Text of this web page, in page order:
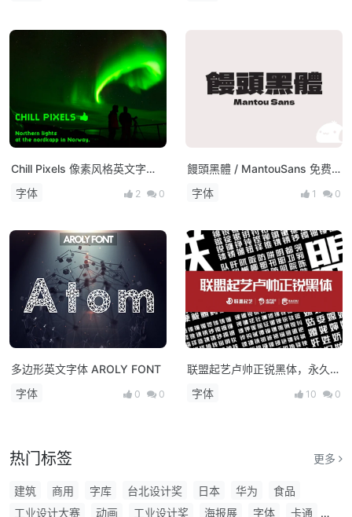
Chill Pixels 像素风格英文字
体，免费商用！
字体 2 0
饅頭黑體 / MantouSans 免费
商用繁体字体
字体 1 0
多边形英文字体 AROLY FONT
字体
0 0
联盟起艺卢帅正锐黑体，永久免
费商用标题体！
字体 10 0
热门标签 更多
建筑 商用 字库 台北设计奖 日本 华为
食品
工业设计大赛
动画 工业设计奖 海报展 字体 卡通